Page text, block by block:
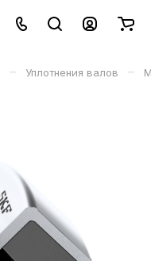
– Уплотнения валов –